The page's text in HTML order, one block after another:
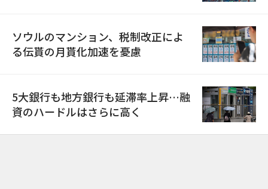
ソウルのマンション、税制改正によ
る伝貰の月貰化加速を憂慮
5大銀行も地方銀行も延滞率上昇…融
資のハードルはさらに高く